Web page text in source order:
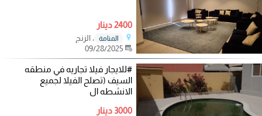
2400 دينار
المنامة
، الزنج
#للايجار فيلا تجاريه في منطقه
السيف (تصلح الفيلا لجميع
الانشطه ال
3000 دينار